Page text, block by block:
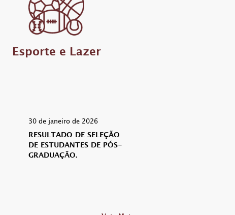
Esporte e Lazer
30 de janeiro de 2026
RESULTADO DE SELEÇÃO
DE ESTUDANTES DE PÓS-
GRADUAÇÃO.